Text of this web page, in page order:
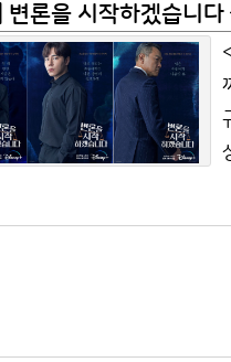
변론을 시작하겠습니